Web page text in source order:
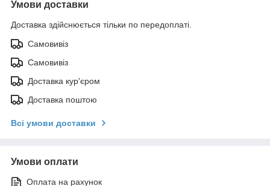
Умови доставки
Доставка здійснюється тільки по передоплаті.
Самовивіз
Самовивіз
Доставка кур'єром
Доставка поштою
Всі умови доставки
Умови оплати
Оплата на рахунок